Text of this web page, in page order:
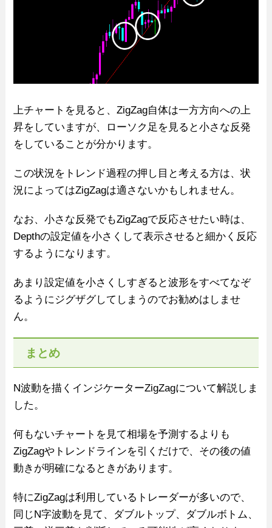
上チャートを見ると、ZigZag自体は一方方向への上
昇をしていますが、ローソク足を見ると小さな反発
をしていることが分かります。
この状況をトレンド過程の押し目と考える方は、状
況によってはZigZagは適さないかもしれません。
なお、小さな反発でもZigZagで反応させたい時は、
Depthの設定値を小さくして表示させると細かく反応
するようになります。
あまり設定値を小さくしすぎると波形をすべてなぞ
るようにジグザグしてしまうのでお勧めはしませ
ん。
まとめ
N波動を描くインジケーターZigZagについて解説しま
した。
何もないチャートを見て相場を予測するよりも
ZigZagやトレンドラインを引くだけで、その後の値
動きが明確になるときがあります。
特にZigZagは利用しているトレーダーが多いので、
同じN字波動を見て、ダブルトップ、ダブルボトム、